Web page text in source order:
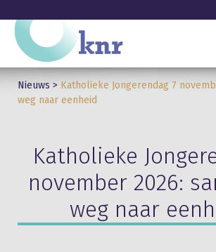
Nieuws > Katholieke Jongerendag 7
weg naar eenheid
Katholieke
november 2026:
weg naar